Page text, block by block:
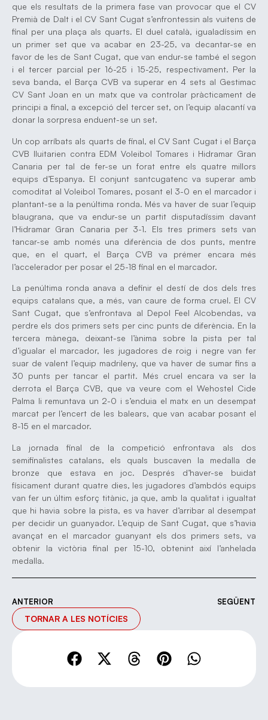
que els resultats de la primera fase van provocar que el CV
Premià de Dalt i el CV Sant Cugat s’enfrontessin als vuitens de
final per una plaça als quarts. El duel català, igualadíssim en
un primer set que va acabar en 23-25, va decantar-se en
favor de les de Sant Cugat, que van endur-se també el segon
i el tercer parcial per 16-25 i 15-25, respectivament. Per la
seva banda, el Barça CVB va superar en 4 sets al Gestimac
CV Sant Joan en un matx que va controlar pràcticament de
principi a final, a excepció del tercer set, on l’equip alacantí va
donar la sorpresa enduent-se un set.
Un cop arríbats als quarts de final, el CV Sant Cugat i el Barça
CVB lluitarien contra EDM Voleibol Tomares i Hidramar Gran
Canaria per tal de fer-se un forat entre els quatre millors
equips d’Espanya. El conjunt santcugatenc va superar amb
comoditat al Voleibol Tomares, posant el 3-0 en el marcador i
plantant-se a la penúltima ronda. Més va haver de suar l’equip
blaugrana, que va endur-se un partit disputadíssim davant
l’Hidramar Gran Canaria per 3-1. Els tres primers sets van
tancar-se amb només una diferència de dos punts, mentre
que, en el quart, el Barça CVB va prémer encara més
l’accelerador per posar el 25-18 final en el marcador.
La penúltima ronda anava a definir el destí de dos dels tres
equips catalans que, a més, van caure de forma cruel. El CV
Sant Cugat, que s’enfrontava al Depol Feel Alcobendas, va
perdre els dos primers sets per cinc punts de diferència. En la
tercera mànega, deixant-se l’ànima sobre la pista per tal
d’igualar el marcador, les jugadores de roig i negre van fer
suar de valent l’equip madrileny, que va haver de sumar fins a
30 punts per tancar el partit. Més cruel encara va ser la
derrota el Barça CVB, que va veure com el Wehostel Cide
Palma li remuntava un 2-0 i s’enduia el matx en un desempat
marcat per l’encert de les balears, que van acabar posant el
8-15 en el marcador.
La jornada final de la competició enfrontava als dos
semifinalistes catalans, els quals buscaven la medalla de
bronze que estava en joc. Després d’haver-se buidat
físicament durant quatre dies, les jugadores d’ambdós equips
van fer un últim esforç titànic, ja que, amb la qualitat i igualtat
que hi havia sobre la pista, es va haver d’arribar al desempat
per decidir un guanyador. L’equip de Sant Cugat, que s’havia
avançat en el marcador guanyant els dos primers sets, va
obtenir la victòria final per 15-10, obtenint així l’anhelada
medalla.
ANTERIOR SEGÜENT
TORNAR A LES NOTÍCIES